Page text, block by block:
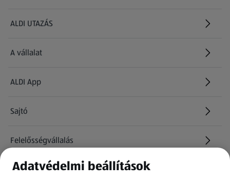
ALDI UTAZÁS
(új oldalon nyílik meg)
A vállalat
ALDI App
Sajtó
Felelősségvállalás
Információk
Adatvédelmi beállítások